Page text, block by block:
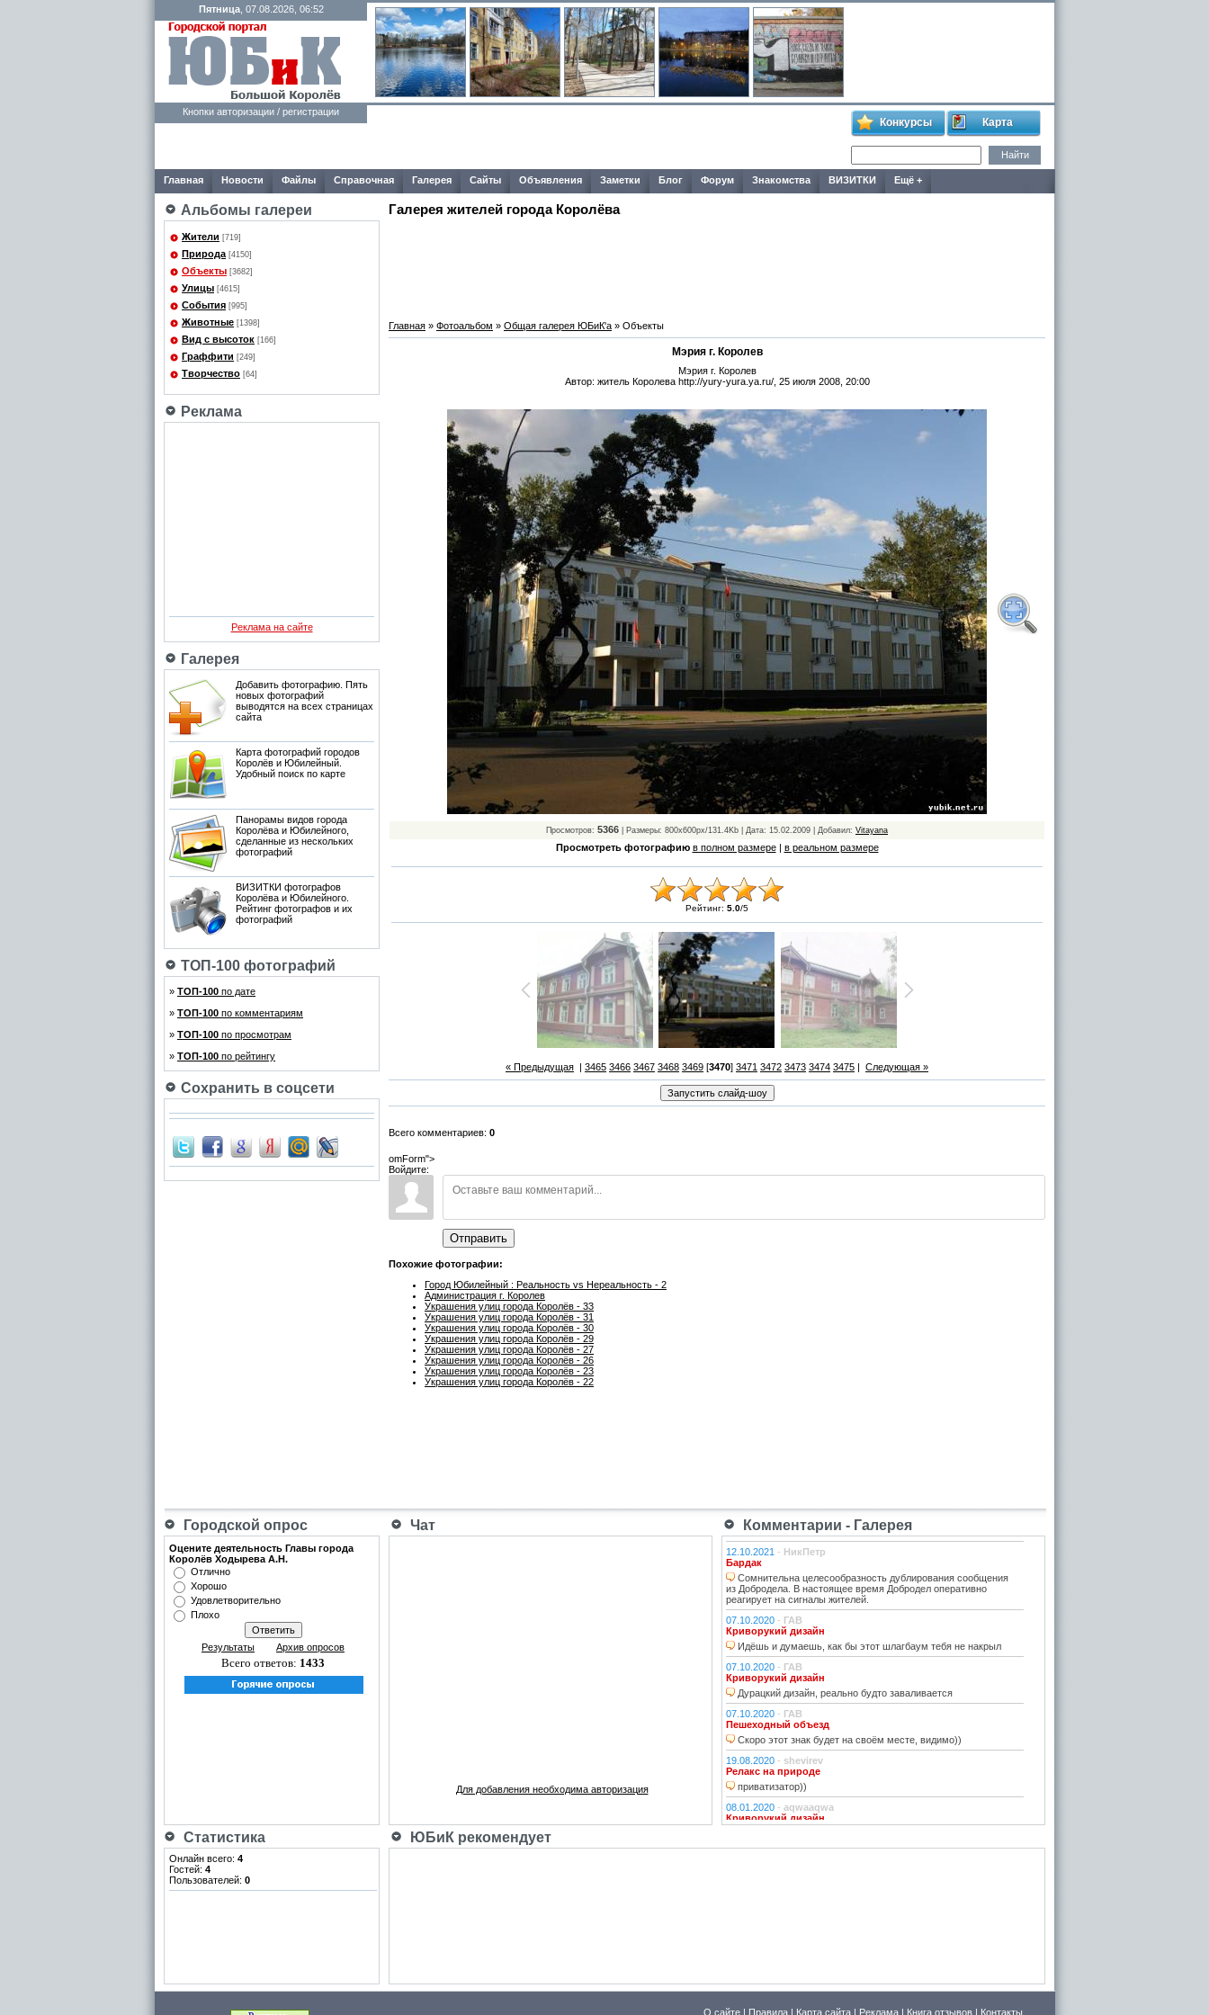
Пятница, 07.08.2026, 06:52
Кнопки авторизации / регистрации
Конкурсы Карта
Главная Новости Файлы Справочная Галерея Сайты Объявления Заметки Блог Форум Знакомства ВИЗИТКИ Ещё +
Альбомы галереи
Жители [719]
Природа [4150]
Объекты [3682]
Улицы [4615]
События [995]
Животные [1398]
Вид с высоток [166]
Граффити [249]
Творчество [64]
Реклама
Реклама на сайте
Галерея
Добавить фотографию. Пять
новых фотографий
выводятся на всех страницах
сайта
Карта фотографий городов
Королёв и Юбилейный.
Удобный поиск по карте
Панорамы видов города
Королёва и Юбилейного,
сделанные из нескольких
фотографий
ВИЗИТКИ фотографов
Королёва и Юбилейного.
Рейтинг фотографов и их
фотографий
ТОП-100 фотографий
» ТОП-100 по дате
» ТОП-100 по комментариям
» ТОП-100 по просмотрам
» ТОП-100 по рейтингу
Сохранить в соцсети
Галерея жителей города Королёва
Главная » Фотоальбом » Общая галерея ЮБиК'a » Объекты
Мэрия г. Королев
Мэрия г. Королев
Автор: житель Королева http://yury-yura.ya.ru/, 25 июля 2008, 20:00
Просмотров: 5366 | Размеры: 800x600px/131.4Kb | Дата: 15.02.2009 | Добавил: Vitayana
Просмотреть фотографию в полном размере| в реальном размере
Рейтинг: 5.0/5
« Предыдущая | 3465 3466 3467 3468 3469 [3470] 3471 3472 3473 3474 3475 | Следующая »
Всего комментариев: 0
omForm">
Войдите:
Отправить
Похожие фотографии:
Город Юбилейный : Реальность vs Нереальность - 2
Администрация г. Королев
Украшения улиц города Королёв - 33
Украшения улиц города Королёв - 31
Украшения улиц города Королёв - 30
Украшения улиц города Королёв - 29
Украшения улиц города Королёв - 27
Украшения улиц города Королёв - 26
Украшения улиц города Королёв - 23
Украшения улиц города Королёв - 22
Городской опрос Чат Комментарии - Галерея
Оцените деятельность Главы города
Королёв Ходырева А.Н.
Отлично
Хорошо
Удовлетворительно
Плохо
Результаты Архив опросов
Всего ответов: 1433
Для добавления необходима авторизация
12.10.2021 - НикПетр
Бардак
Сомнительна целесообразность дублирования сообщения
из Добродела. В настоящее время Добродел оперативно
реагирует на сигналы жителей.
07.10.2020 - ГАВ
Криворукий дизайн
Идёшь и думаешь, как бы этот шлагбаум тебя не накрыл
07.10.2020 - ГАВ
Криворукий дизайн
Дурацкий дизайн, реально будто заваливается
07.10.2020 - ГАВ
Пешеходный объезд
Скоро этот знак будет на своём месте, видимо))
19.08.2020 - shevirev
Релакс на природе
приватизатор))
08.01.2020 - aqwaaqwa
Криворукий дизайн
По предпросмотру фото показалось, что это гриб в листьях
Статистика ЮБиК рекомендует
Онлайн всего: 4
Гостей: 4
Пользователей: 0
О сайте | Правила | Карта сайта | Реклама | Книга отзывов | Контакты